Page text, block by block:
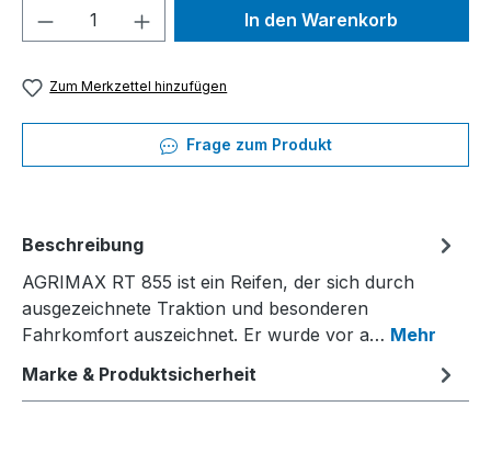
Produkt Anzahl: Gib denIn den Warenkorb
Zum Merkzettel hinzufügen
Frage zum Produkt
Beschreibung
AGRIMAX RT 855 ist ein Reifen, der sich durch
ausgezeichnete Traktion und besonderen
Fahrkomfort auszeichnet. Er wurde vor a… Mehr
Marke & Produktsicherheit